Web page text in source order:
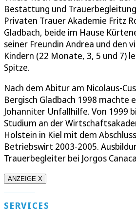
Bestattung und
Privaten Trauer Akademie Fritz
Gladbach, beide im Hause
seiner Freundin Andrea und den
Kindern (22 Monate, 3, 5 und 7)
Spitze.
Nach dem Abitur am Nicolaus-
Bergisch Gladbach 1998 machte
Johanniter Unfallhilfe. Von 1999
Studium an der
Holstein in Kiel mit dem
Betriebswirt 2003-2005.
Trauerbegleiter bei Jorgos
ANZEIGE X
SERVICES